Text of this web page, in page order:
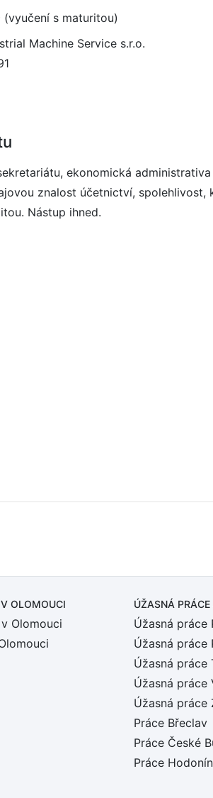
(vyučení s maturitou)
Machine Service s.r.o.
ekonomická
znalost účetnictví,
Nástup ihned.
V OLOMOUCI
Olomouci
ÚŽASNÁ PRÁCE
Úžasná práce
Úžasná práce
Úžasná práce
Úžasná práce
Úžasná práce
Práce Břeclav
Práce České
Práce Hodonín